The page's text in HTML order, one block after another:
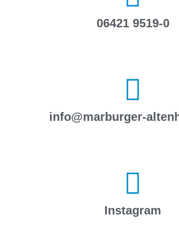
06421 9519-0
info@marburger-
Instagram